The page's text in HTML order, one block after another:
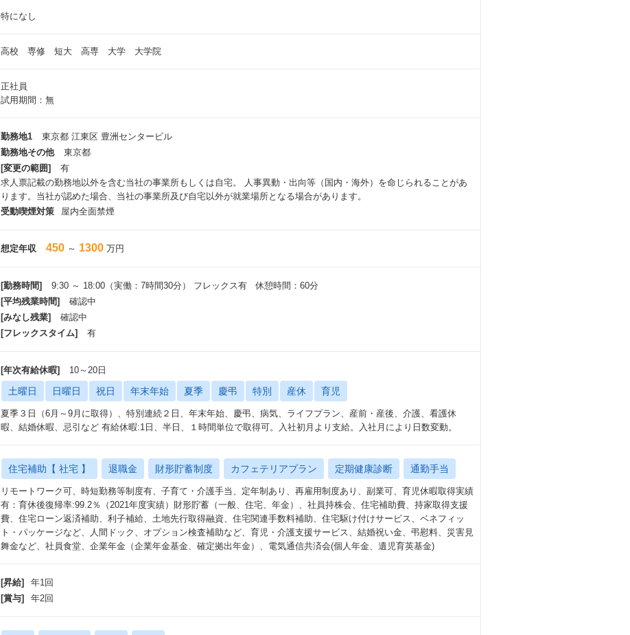
特になし
高校 専修 短大 高専 大学 大学院
正社員
試用期間：無
勤務地1
東京都 江東区 豊洲センタービル
勤務地その他
東京都
[変更の範囲]
有
求人票記載の勤務地以外を含む当社の事業所もしくは自宅。 人事異動・出向等（国内・海外）を命じられることがあ
ります。当社が認めた場合、当社の事業所及び自宅以外が就業場所となる場合があります。
受動喫煙対策
屋内全面禁煙
想定年収 450 ～ 1300 万円
[勤務時間]
9:30 ～ 18:00（実働：7時間30分） フレックス有 休憩時間：60分
[平均残業時間]
確認中
[みなし残業]
確認中
[フレックスタイム]
有
[年次有給休暇] 10～20日
土曜日 日曜日 祝日 年末年始 夏季 慶弔 特別 産休 育児
夏季３日（6月～9月に取得）、特別連続２日、年末年始、慶弔、病気、ライフプラン、産前・産後、介護、看護休
暇、結婚休暇、忌引など 有給休暇:1日、半日、１時間単位で取得可。入社初月より支給。入社月により日数変動。
住宅補助【 社宅 】 退職金 財形貯蓄制度 カフェテリアプラン 定期健康診断 通勤手当
リモートワーク可、時短勤務等制度有、子育て・介護手当、定年制あり、再雇用制度あり、副業可、育児休暇取得実績
有：育休後復帰率:99.2％（2021年度実績）財形貯蓄（一般、住宅、年金）、社員持株会、住宅補助費、持家取得支援
費、住宅ローン返済補助、利子補給、土地先行取得融資、住宅関連手数料補助、住宅駆け付けサービス、ベネフィッ
ト・パッケージなど、人間ドック、オプション検査補助など、育児・介護支援サービス、結婚祝い金、弔慰料、災害見
舞金など、社員食堂、企業年金（企業年金基金、確定拠出年金）、電気通信共済会(個人年金、遺児育英基金)
[昇給]
年1回
[賞与]
年2回